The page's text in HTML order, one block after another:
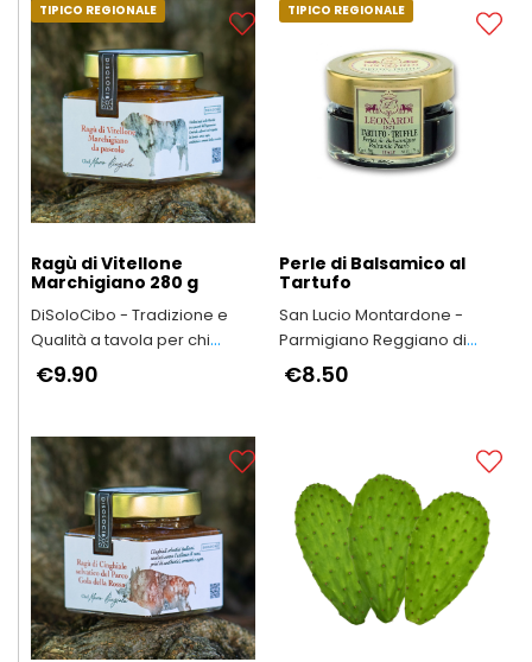
TIPICO REGIONALE
Ragù di Vitellone
Marchigiano 280 g
DiSoloCibo - Tradizione e
Qualità a tavola per chi
vuole dedicare tempo a chi
ama
€9.90
TIPICO REGIONALE
Perle di Balsamico al
Tartufo
San Lucio Montardone -
Parmigiano Reggiano di
Montagna
€8.50